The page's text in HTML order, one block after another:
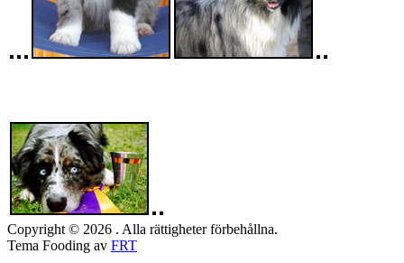
Copyright © 2026 . Alla rättigheter förbehållna.
Tema Fooding av FRT